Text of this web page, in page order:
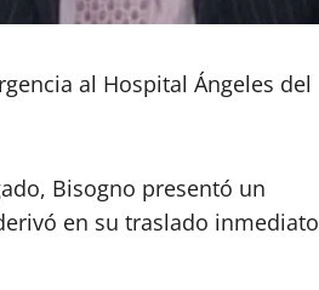
al Hospital Ángeles del
Bisogno presentó un
en su traslado inmediato